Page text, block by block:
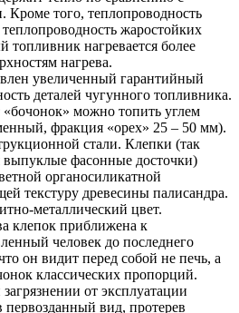
Кроме того, теплопроводность
жаростойких
топливник нагревается более
нагрева.
увеличенный гарантийный
деталей чугунного топливника.
можно топить углем
фракция «орех» 25 – 50 мм).
стали. Клепки (так
фасонные досточки)
органосиликатной
текстуру древесины палисандра.
металлический цвет.
клепок приближена к
человек до последнего
он видит перед собой не печь, а
классических пропорций.
от эксплуатации
вид, протерев